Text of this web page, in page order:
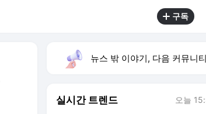
구독
뉴스 밖 이야기, 다음 커뮤니티 웹에
실시간 트렌드 오늘